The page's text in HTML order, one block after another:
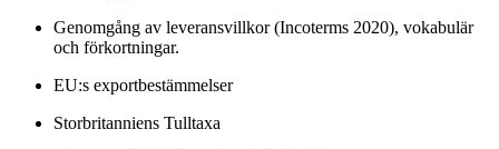
Genomgång av leveransvillkor (Incoterms 2020), vokabulär
och förkortningar.
EU:s exportbestämmelser
Storbritanniens Tulltaxa